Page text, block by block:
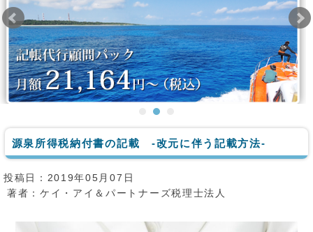
源泉所得税納付書の記載 -改元に伴う記載方法-
投稿日：2019年05月07日
著者：ケイ・アイ＆パートナーズ税理士法人